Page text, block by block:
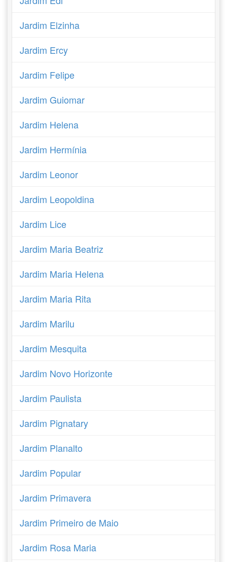
Jardim Elzinha
Jardim Ercy
Jardim Felipe
Jardim Guiomar
Jardim Helena
Jardim Hermínia
Jardim Leonor
Jardim Leopoldina
Jardim Lice
Jardim Maria Beatriz
Jardim Maria Helena
Jardim Maria Rita
Jardim Marilu
Jardim Mesquita
Jardim Novo Horizonte
Jardim Paulista
Jardim Pignatary
Jardim Planalto
Jardim Popular
Jardim Primavera
Jardim Primeiro de Maio
Jardim Rosa Maria